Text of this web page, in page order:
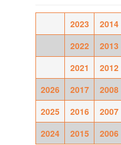
2023 2014
2022
2013
2021
2012
2026
2017 2008
2025
2016 2007
2024
2015 2006